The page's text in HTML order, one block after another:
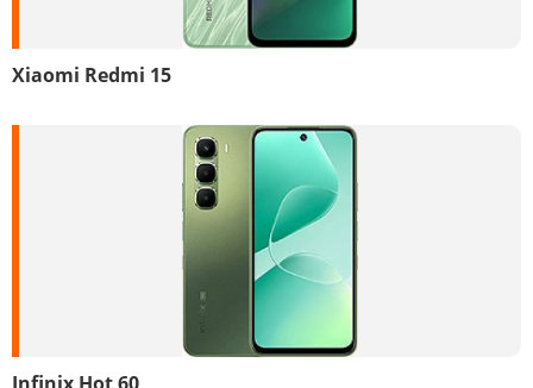
Xiaomi Redmi 15